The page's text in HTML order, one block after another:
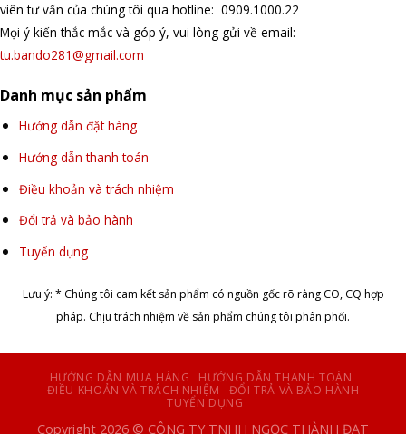
viên tư vấn của chúng tôi qua hotline: 0909.1000.22
Mọi ý kiến thắc mắc và góp ý, vui lòng gửi về email:
tu.bando281@gmail.com
Danh mục sản phẩm
Hướng dẫn đặt hàng
Hướng dẫn thanh toán
Điều khoản và trách nhiệm
Đổi trả và bảo hành
Tuyển dụng
Lưu ý: * Chúng tôi cam kết sản phẩm có nguồn gốc rõ ràng CO, CQ hợp
pháp. Chịu trách nhiệm về sản phẩm chúng tôi phân phối.
HƯỚNG DẪN MUA HÀNG
HƯỚNG DẪN THANH TOÁN
ĐIỀU KHOẢN VÀ TRÁCH NHIỆM
ĐỔI TRẢ VÀ BẢO HÀNH
TUYỂN DỤNG
Copyright 2026 © CÔNG TY TNHH NGỌC THÀNH ĐẠT